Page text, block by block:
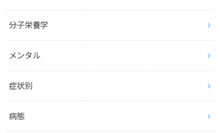
分子栄養学
メンタル
症状別
病態